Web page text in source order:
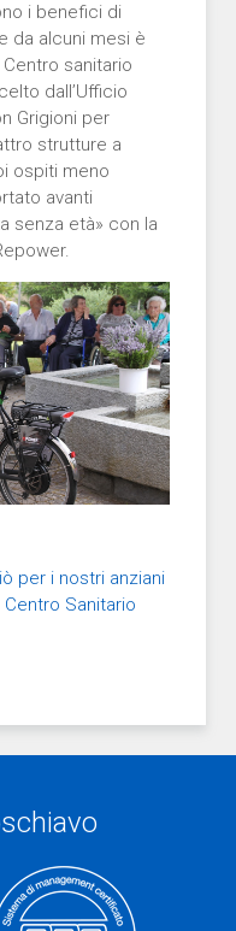
i benefici di
da alcuni mesi è
sanitario
dall’Ufficio
Grigioni per
strutture a
ospiti meno
avanti
senza età» con la
per i nostri anziani
Sanitario